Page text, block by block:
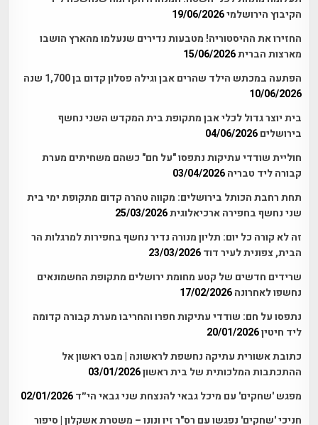
הקיבוץ הירושלמי19/06/2026
החזירו את ההיסטוריה! מטבעות נדירים שנעלמו מהארץ הושבו
מארצות הברית15/06/2026
הפתעה במכתש הילד שהרים אבן וגילה פסלון קדום בן 1,700 שנה
10/06/2026
בית יוצר גדול לכלי אבן מתקופת בית המקדש השני נחשף
בירושלים 04/06/2026
חוליית שודדי עתיקות נתפסו "על חם" כשהם משחיתים מערת
קבורה ליד טבריה 03/04/2026
תחת רחבת הכותל בירושלים: מקווה טהרה קדום מתקופת ימי בית
שני נחשף בחפירה ארכיאלוגית25/03/2026
זה לא קורה כל יום: תליון מנורה נדיר נחשף בחפירות למרגלות הר
הבית, צפונית לעיר דוד 23/03/2026
שרידים חדשים של קטע מחומת ירושלים מתקופת החשמונאים
נחשפו לאחרונה 17/02/2026
נתפסו על חם: שודדי עתיקות חפרו והחריבו מערת קבורה קדומה
ליד חיטין20/01/2026
כתובת אשורית עתיקה נחשפת לראשונה | מבט ראשון אל
ההתכתבות המלכותית של בית ראשון03/01/2026
מפגש 'שחקים' עם מיכל גבאי להנצחת שני גבאי הי״ד 02/01/2026
חניכי 'שחקים' נפגשו עם רס"ר זיו ונונו – משטרת אשקלון | סיפור